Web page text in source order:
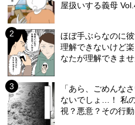
屋扱いする義母
ほぼ手ぶらなのに
理解できないけど
なたが理解できませ
「あら、ごめんな
ないでしょ…！ 私
視？悪意？その行